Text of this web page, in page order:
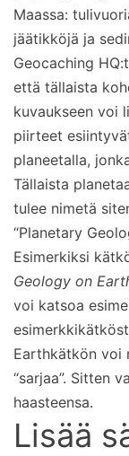
Maassa:
jäätikköjä ja
Geocaching
että tällaista
kuvaukseen voi
piirteet
planeetalla,
Tällaista
tulee nimetä
“Planetary
Esimerkiksi
Geology on
voi katsoa
Earthkätkön voi
“sarjaa”. Sitten
haasteensa.
Lisää